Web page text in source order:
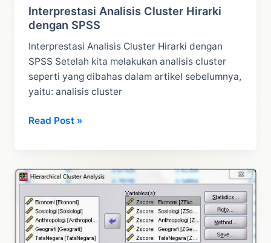
Interprestasi Analisis Cluster Hirarki
dengan SPSS
Interprestasi Analisis Cluster Hirarki dengan
SPSS Setelah kita melakukan analisis cluster
seperti yang dibahas dalam artikel sebelumnya,
yaitu: analisis cluster
Interprestasi
dengan
SPSS
Read Post »